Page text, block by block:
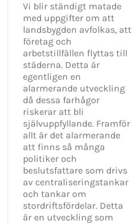
Vi blir ständigt matade
med uppgifter om att
landsbygden avfolkas, att
företag och
arbetstillfällen flyttas till
städerna. Detta är
egentligen en
alarmerande utveckling
då dessa farhågor
riskerar att bli
självuppfyllande. Framför
allt är det alarmerande
att finns så många
politiker och
beslutsfattare som drivs
av centraliseringstankar
och tankar om
stordriftsfördelar. Detta
är en utveckling som
GET SOCIAL